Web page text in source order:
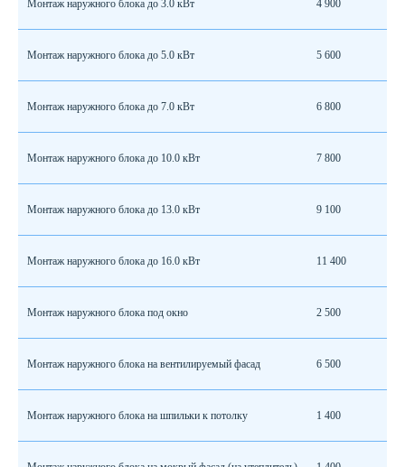
Монтаж наружного блока до 3.0 кВт 4 900
Монтаж наружного блока до 5.0 кВт 5 600
Монтаж наружного блока до 7.0 кВт 6 800
Монтаж наружного блока до 10.0 кВт 7 800
Монтаж наружного блока до 13.0 кВт 9 100
Монтаж наружного блока до 16.0 кВт 11 400
Монтаж наружного блока под окно 2 500
Монтаж наружного блока на вентилируемый фасад 6 500
Монтаж наружного блока на шпильки к потолку 1 400